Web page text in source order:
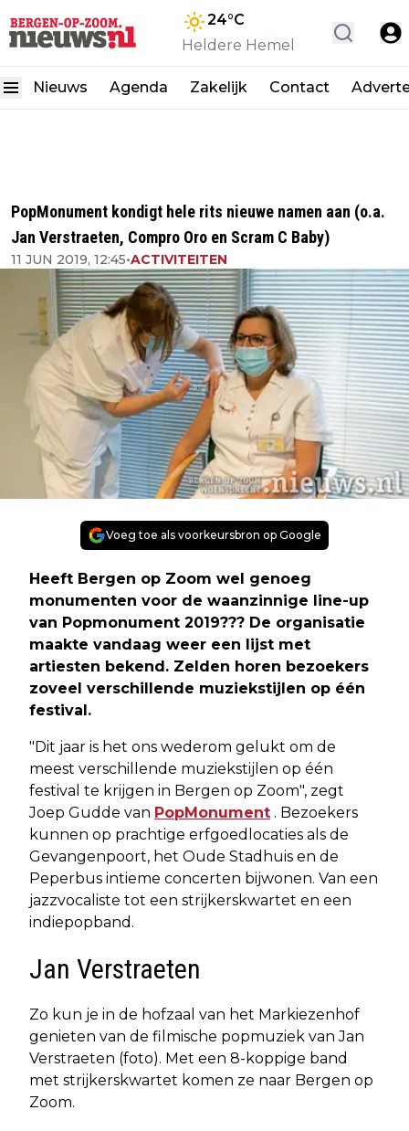
24°C
Heldere Hemel
Nieuws Agenda Zakelijk Contact
PopMonument kondigt hele rits nieuwe namen aan (o.a.
Jan Verstraeten, Compro Oro en Scram C Baby)
11 JUN 2019, 12:45•ACTIVITEITEN
Voeg toe als voorkeursbron op Google
Heeft Bergen op Zoom wel genoeg
monumenten voor de waanzinnige line-up
van Popmonument 2019??? De organisatie
maakte vandaag weer een lijst met
artiesten bekend. Zelden horen bezoekers
zoveel verschillende muziekstijlen op één
festival.
"Dit jaar is het ons wederom gelukt om de
meest verschillende muziekstijlen op één
festival te krijgen in Bergen op Zoom", zegt
Joep Gudde van PopMonument . Bezoekers
kunnen op prachtige erfgoedlocaties als de
Gevangenpoort, het Oude Stadhuis en de
Peperbus intieme concerten bijwonen. Van een
jazzvocaliste tot een strijkerskwartet en een
indiepopband.
Jan Verstraeten
Zo kun je in de hofzaal van het Markiezenhof
genieten van de filmische popmuziek van Jan
Verstraeten (foto). Met een 8-koppige band
met strijkerskwartet komen ze naar Bergen op
Zoom.